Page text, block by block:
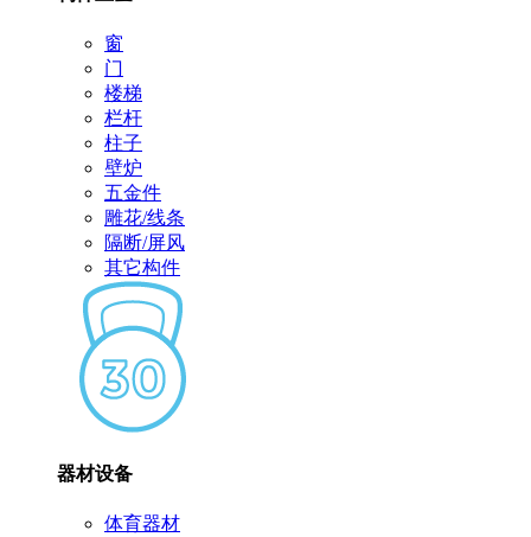
窗
门
楼梯
栏杆
柱子
壁炉
五金件
雕花/线条
隔断/屏风
其它构件
器材设备
体育器材